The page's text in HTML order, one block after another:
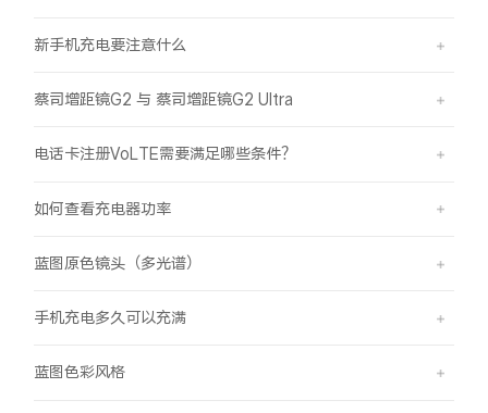
新手机充电要注意什么
蔡司增距镜G2 与 蔡司增距镜G2 Ultra
电话卡注册VoLTE需要满足哪些条件？
如何查看充电器功率
蓝图原色镜头（多光谱）
手机充电多久可以充满
蓝图色彩风格